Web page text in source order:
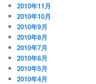
2010年11月
2010年10月
2010年9月
2010年8月
2010年7月
2010年6月
2010年5月
2010年4月